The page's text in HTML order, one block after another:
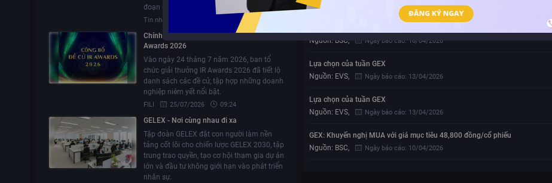
đoạn phát triển tiếp theo.
Tin nhanh CK 21:31
Chính thức công bố danh sách Đề cử IR
Awards 2026
Vào ngày 24 tháng 7 năm 2026, ban tổ
chức giải thưởng IR Awards 2026 đã tiết lộ
danh sách các đề cử, tập hợp những doanh
nghiệp niêm yết nổi bật.
FILI 25/07/2026 09:24
GELEX - Nơi cùng nhau đi xa
Tập đoàn GELEX đặt con người làm nền
tảng cốt lõi cho chiến lược GELEX 2030, tập
trung trao quyền, tạo cơ hội tham gia dự án
lớn và đầu tư không giới hạn vào phát triển
nhân sự.
Nguồn:
Ngày báo cáo:16/04/2026
Nguồn: BSC, Ngày báo cáo: 16/04/2026
Lựa chọn của tuần GEX
Nguồn: EVS, Ngày báo cáo: 13/04/2026
Lựa chọn của tuần GEX
Nguồn: EVS, Ngày báo cáo: 13/04/2026
GEX: Khuyến nghị MUA với giá mục tiêu 48,800 đồng/cổ phiếu
Nguồn: BSC, Ngày báo cáo: 10/04/2026